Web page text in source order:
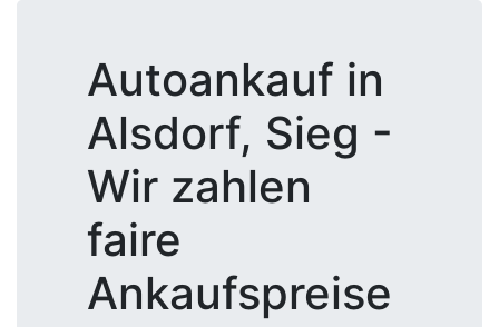
Autoankauf in
Alsdorf, Sieg -
Wir zahlen
faire
Ankaufspreise